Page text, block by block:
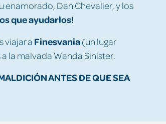
enamorado, Dan Chevalier, y los
que ayudarlos!
viajar a Finesvania(un lugar
la malvada Wanda Sinister.
ANTES DE QUE SEA